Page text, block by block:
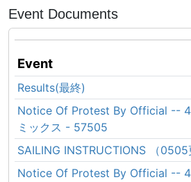
Event Documents
Event
Results(最終)
Notice Of Protest By Official --
ミックス - 57505
SAILING INSTRUCTIONS （0505
Notice Of Protest By Official --